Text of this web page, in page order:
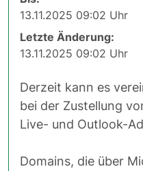
13.11.2025 09:02 Uhr
Letzte Änderung:
13.11.2025 09:02 Uhr
Derzeit kann es
bei der Zustellung
Live- und Outlook-
Domains, die über